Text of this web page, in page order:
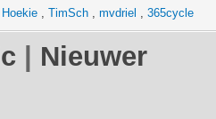
Hoekie , TimSch , mvdriel , 365cycle
Nieuwer